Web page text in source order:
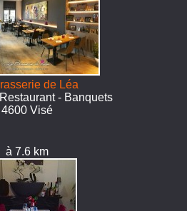
de Léa
- Banquets
4600 Visé
à 7.6 km